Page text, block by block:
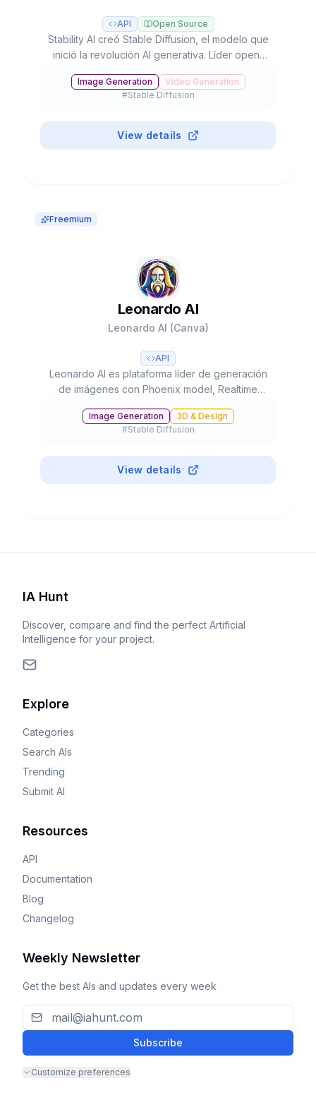
API Open Source
Stability AI creó Stable Diffusion, el modelo que
inició la revolución AI generativa. Líder open-
valuación. 80% del mercado. Gratis para <$1M
revenue.
Image Generation
Video Generation
#Stable Diffusion
View details
Freemium
Leonardo AI
Leonardo AI (Canva)
API
Leonardo AI es plataforma líder de generación
de imágenes con Phoenix model, Realtime
30M+ usuarios, 2B+ imágenes. Free 150
tokens/día, desde $10/mes.
Image Generation
3D & Design
#Stable Diffusion
View details
IA Hunt
Discover, compare and find the perfect Artificial
Intelligence for your project.
Explore
Categories
Search AIs
Trending
Submit AI
Resources
API
Documentation
Blog
Changelog
Weekly Newsletter
Get the best AIs and updates every week
Subscribe
Customize preferences